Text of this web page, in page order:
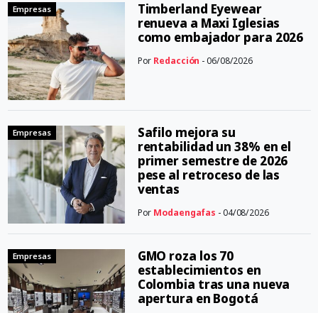
Empresas
Timberland Eyewear
renueva a Maxi Iglesias
como embajador para 2026
Por Redacción - 06/08/2026
Empresas
Safilo mejora su
rentabilidad un 38% en el
primer semestre de 2026
pese al retroceso de las
ventas
Por Modaengafas - 04/08/2026
Empresas
GMO roza los 70
establecimientos en
Colombia tras una nueva
apertura en Bogotá